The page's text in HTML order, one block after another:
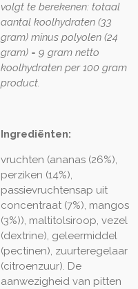
volgt te berekenen: totaal
aantal koolhydraten (33
gram) minus polyolen (24
gram) = 9 gram netto
koolhydraten per 100 gram
product.
Ingrediënten:
vruchten (ananas (26%),
perziken (14%),
passievruchtensap uit
concentraat (7%), mangos
(3%)), maltitolsiroop, vezel
(dextrine), geleermiddel
(pectinen), zuurteregelaar
(citroenzuur). De
aanwezigheid van pitten